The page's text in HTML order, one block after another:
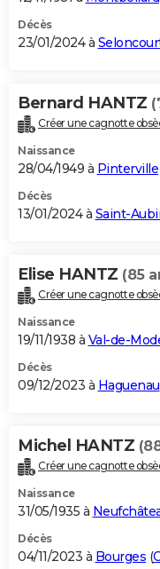
Décès
23/01/2024 à
Bernard HANTZ
Créer une cagnotte
Naissance
28/04/1949 à Pinterville
Décès
13/01/2024 à Saint-
Elise HANTZ (85
Créer une cagnotte
Naissance
19/11/1938 à Val-de-
Décès
09/12/2023 à Haguenau
Michel HANTZ
Créer une cagnotte
Naissance
31/05/1935 à
Décès
04/11/2023 à Bourges (